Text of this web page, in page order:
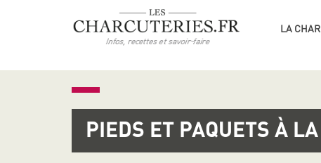
LA
PIEDS ET PAQUETS À